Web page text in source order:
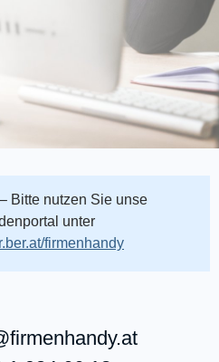
Bitte nutzen Sie unse
unter
firmenhandy